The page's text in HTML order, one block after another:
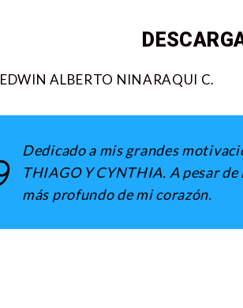
EDWIN ALBERTO NINARAQUI C.
Dedicado a mis grandes
THIAGO Y CYNTHIA. A pesar
más profundo de mi corazón.